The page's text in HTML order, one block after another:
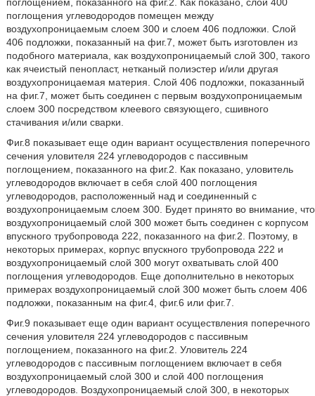
поглощения углеводородов помещен между
воздухопроницаемым слоем 300 и слоем 406 подложки. Слой
406 подложки, показанный на фиг.7, может быть изготовлен из
подобного материала, как воздухопроницаемый слой 300, такого
как ячеистый пенопласт, нетканый полиэстер и/или другая
воздухопроницаемая материя. Слой 406 подложки, показанный
на фиг.7, может быть соединен с первым воздухопроницаемым
слоем 300 посредством клеевого связующего, сшивного
стачивания и/или сварки.
Фиг.8 показывает еще один вариант осуществления поперечного
сечения уловителя 224 углеводородов с пассивным
поглощением, показанного на фиг.2. Как показано, уловитель
углеводородов включает в себя слой 400 поглощения
углеводородов, расположенный над и соединенный с
воздухопроницаемым слоем 300. Будет принято во внимание, что
воздухопроницаемый слой 300 может быть соединен с корпусом
впускного трубопровода 222, показанного на фиг.2. Поэтому, в
некоторых примерах, корпус впускного трубопровода 222 и
воздухопроницаемый слой 300 могут охватывать слой 400
поглощения углеводородов. Еще дополнительно в некоторых
примерах воздухопроницаемый слой 300 может быть слоем 406
подложки, показанным на фиг.4, фиг.6 или фиг.7.
Фиг.9 показывает еще один вариант осуществления поперечного
сечения уловителя 224 углеводородов с пассивным
поглощением, показанного на фиг.2. Уловитель 224
углеводородов с пассивным поглощением включает в себя
воздухопроницаемый слой 300 и слой 400 поглощения
углеводородов. Воздухопроницаемый слой 300, в некоторых